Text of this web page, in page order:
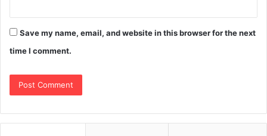
Save my name, email, and website in this browser for the next
time I comment.